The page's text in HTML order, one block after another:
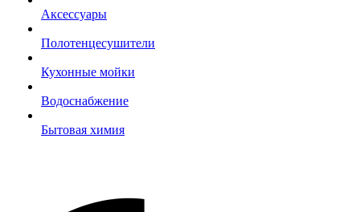
Аксессуары
Полотенцесушители
Кухонные мойки
Водоснабжение
Бытовая химия